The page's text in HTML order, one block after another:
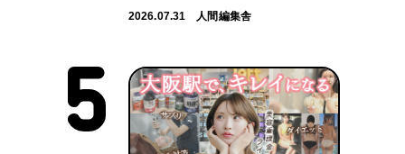
2026.07.31 人間編集舎